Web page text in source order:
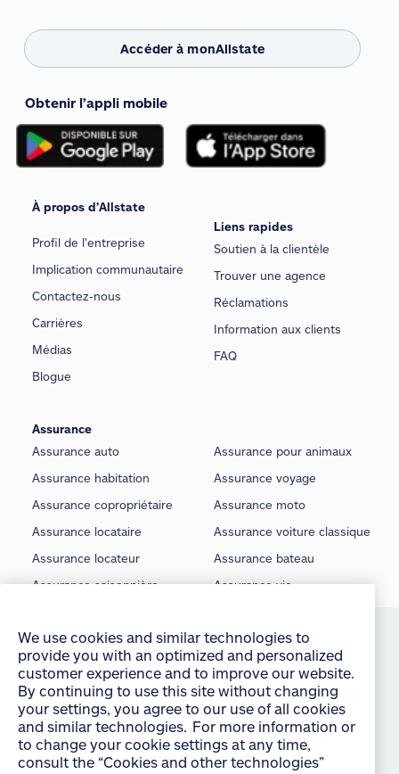
Accéder à monAllstate
Obtenir l’appli mobile
À propos d’Allstate
Profil de l’entreprise
Implication communautaire
Contactez-nous
Carrières
Médias
Blogue
Liens rapides
Soutien à la clientèle
Trouver une agence
Réclamations
Information aux clients
FAQ
Assurance
Assurance auto
Assurance habitation
Assurance copropriétaire
Assurance locataire
Assurance locateur
Assurance saisonnière
Assurance pour animaux
Assurance voyage
Assurance moto
Assurance voiture classique
Assurance bateau
Assurance vie
Conditions d’utilisation
É noncé sur la protection de la vie privée
Manage Cookie Settings
Accessibilité
customer experience and to improve our website.
By continuing to use this site without changing
your settings, you agree to our use of all cookies
and similar technologies. For more information or
to change your cookie settings at any time,
consult the “Cookies and other technologies”
section of our Privacy Policy:English français